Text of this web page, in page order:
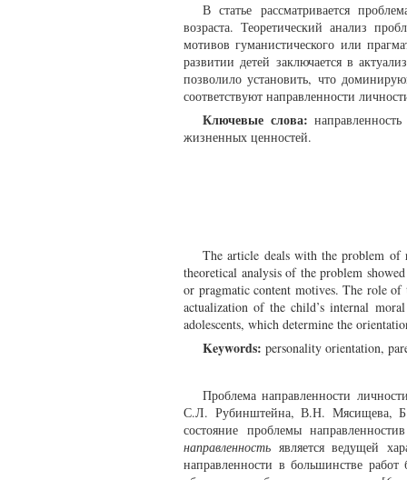
В статье рассматривается
возраста. Теоретический анализ
мотивов гуманистического или
развитии детей заключается в
позволило установить, что
соответствуют направленности
Ключевые слова:
жизненных ценностей.
The article deals with the problem of
theoretical analysis of the problem
or pragmatic content motives. The role
actualization of the child’s internal
adolescents, which determine the
Keywords: personality orientation,
Проблема направленности
С.Л. Рубинштейна, В.Н. Мясищева,
состояние проблемы
направленность является ведущей
направленности в большинстве